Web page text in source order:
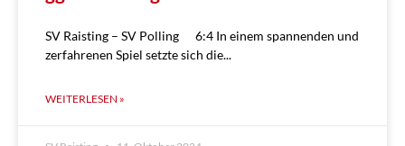
SV Raisting – SV Polling 6:4 In einem spannenden und
zerfahrenen Spiel setzte sich die
WEITERLESEN »